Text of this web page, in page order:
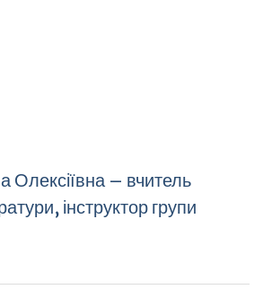
Олексіївна – вчитель
інструктор групи